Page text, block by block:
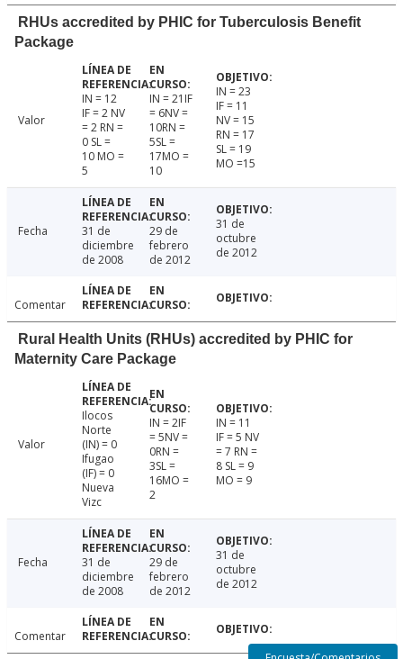
RHUs accredited by PHIC for Tuberculosis Benefit
Package
Valor
IN = 12
IF = 2 NV
= 2 RN =
0 SL =
10 MO =
5
IN = 21IF
= 6NV =
10RN =
5SL =
17MO =
10
IN = 23
IF = 11
NV = 15
RN = 17
SL = 19
MO =15
Fecha
31 de
diciembre
de 2008
29 de
febrero
de 2012
31 de
octubre
de 2012
Comentar
Rural Health Units (RHUs) accredited by PHIC for
Maternity Care Package
Valor
Ilocos
Norte
(IN) = 0
Ifugao
(IF) = 0
Nueva
Vizc
IN = 2IF
= 5NV =
0RN =
3SL =
16MO =
2
IN = 11
IF = 5 NV
= 7 RN =
8 SL = 9
MO = 9
Fecha
31 de
diciembre
de 2008
29 de
febrero
de 2012
31 de
octubre
de 2012
Comentar